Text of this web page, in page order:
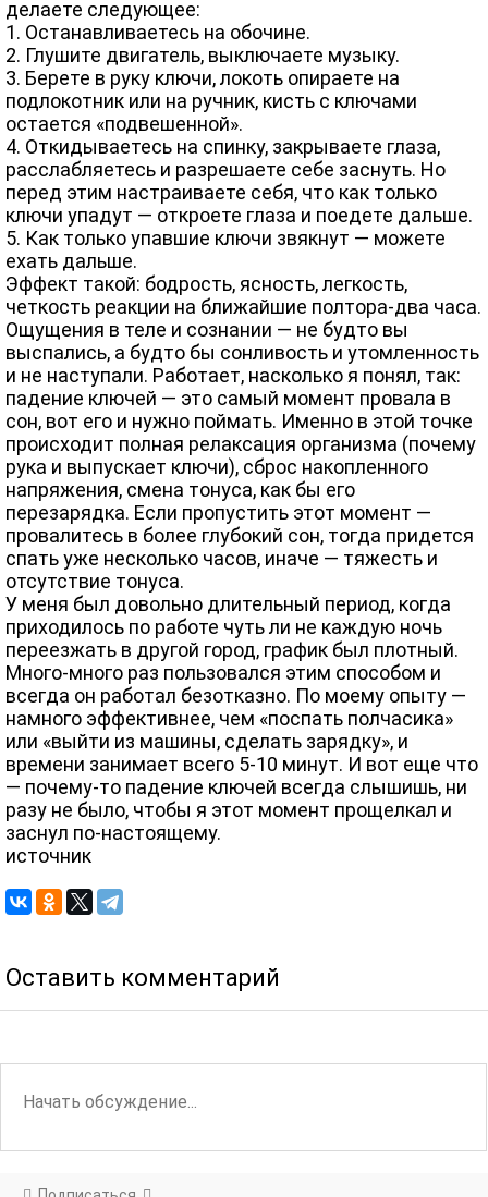
делаете следующее:
1. Останавливаетесь на обочине.
2. Глушите двигатель, выключаете музыку.
3. Берете в руку ключи, локоть опираете на
подлокотник или на ручник, кисть с ключами
остается «подвешенной».
4. Откидываетесь на спинку, закрываете глаза,
расслабляетесь и разрешаете себе заснуть. Но
перед этим настраиваете себя, что как только
ключи упадут — откроете глаза и поедете дальше.
5. Как только упавшие ключи звякнут — можете
ехать дальше.
Эффект такой: бодрость, ясность, легкость,
четкость реакции на ближайшие полтора-два часа.
Ощущения в теле и сознании — не будто вы
выспались, а будто бы сонливость и утомленность
и не наступали. Работает, насколько я понял, так:
падение ключей — это самый момент провала в
сон, вот его и нужно поймать. Именно в этой точке
происходит полная релаксация организма (почему
рука и выпускает ключи), сброс накопленного
напряжения, смена тонуса, как бы его
перезарядка. Если пропустить этот момент —
провалитесь в более глубокий сон, тогда придется
спать уже несколько часов, иначе — тяжесть и
отсутствие тонуса.
У меня был довольно длительный период, когда
приходилось по работе чуть ли не каждую ночь
переезжать в другой город, график был плотный.
Много-много раз пользовался этим способом и
всегда он работал безотказно. По моему опыту —
намного эффективнее, чем «поспать полчасика»
или «выйти из машины, сделать зарядку», и
времени занимает всего 5-10 минут. И вот еще что
— почему-то падение ключей всегда слышишь, ни
разу не было, чтобы я этот момент прощелкал и
заснул по-настоящему.
источник
Оставить комментарий